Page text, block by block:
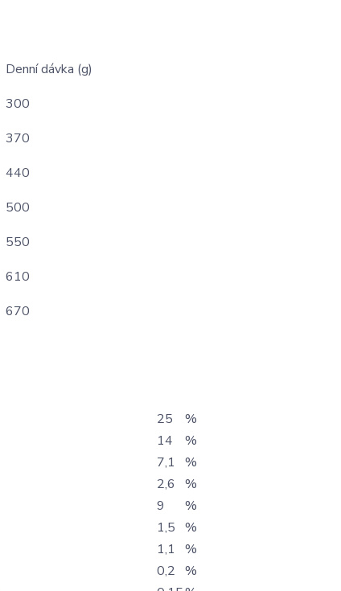
Denní dávka (g)
300
370
440
500
550
610
670
25
%
14
%
7,1
%
2,6
%
9
%
1,5 %
1,1
%
0,2 %